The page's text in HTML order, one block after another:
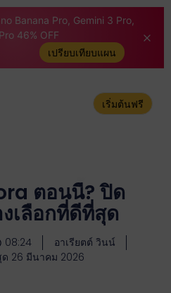
Banana Pro, Gemini 3 Pro,
46% OFF
เปรียบเทียบแผน
เริ่มต้นฟรี
ตอนนี้? ปิด
เลือกที่ดีที่สุด
08:24
อาเรียตต์ วินน์
ด 26 มีนาคม 2026